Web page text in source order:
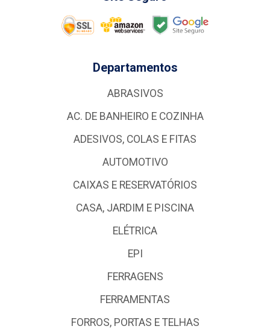
Departamentos
ABRASIVOS
AC. DE BANHEIRO E COZINHA
ADESIVOS, COLAS E FITAS
AUTOMOTIVO
CAIXAS E RESERVATÓRIOS
CASA, JARDIM E PISCINA
ELÉTRICA
EPI
FERRAGENS
FERRAMENTAS
FORROS, PORTAS E TELHAS